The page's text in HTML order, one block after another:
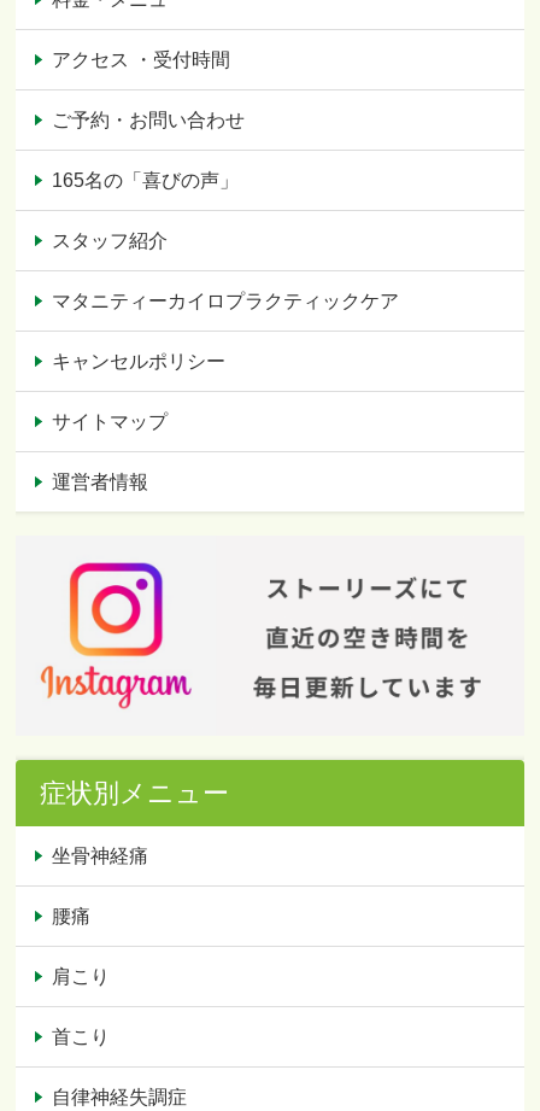
アクセス ・受付時間
ご予約・お問い合わせ
165名の「喜びの声」
スタッフ紹介
マタニティーカイロプラクティックケア
キャンセルポリシー
サイトマップ
運営者情報
症状別メニュー
坐骨神経痛
腰痛
肩こり
首こり
自律神経失調症